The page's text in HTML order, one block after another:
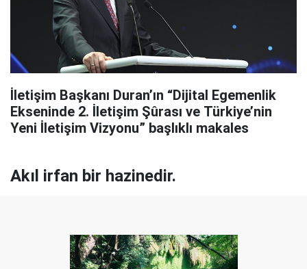
İletişim Başkanı Duran’ın “Dijital Egemenlik
Ekseninde 2. İletişim Şûrası ve Türkiye’nin
Yeni İletişim Vizyonu” başlıklı makales
Akıl irfan bir hazinedir.